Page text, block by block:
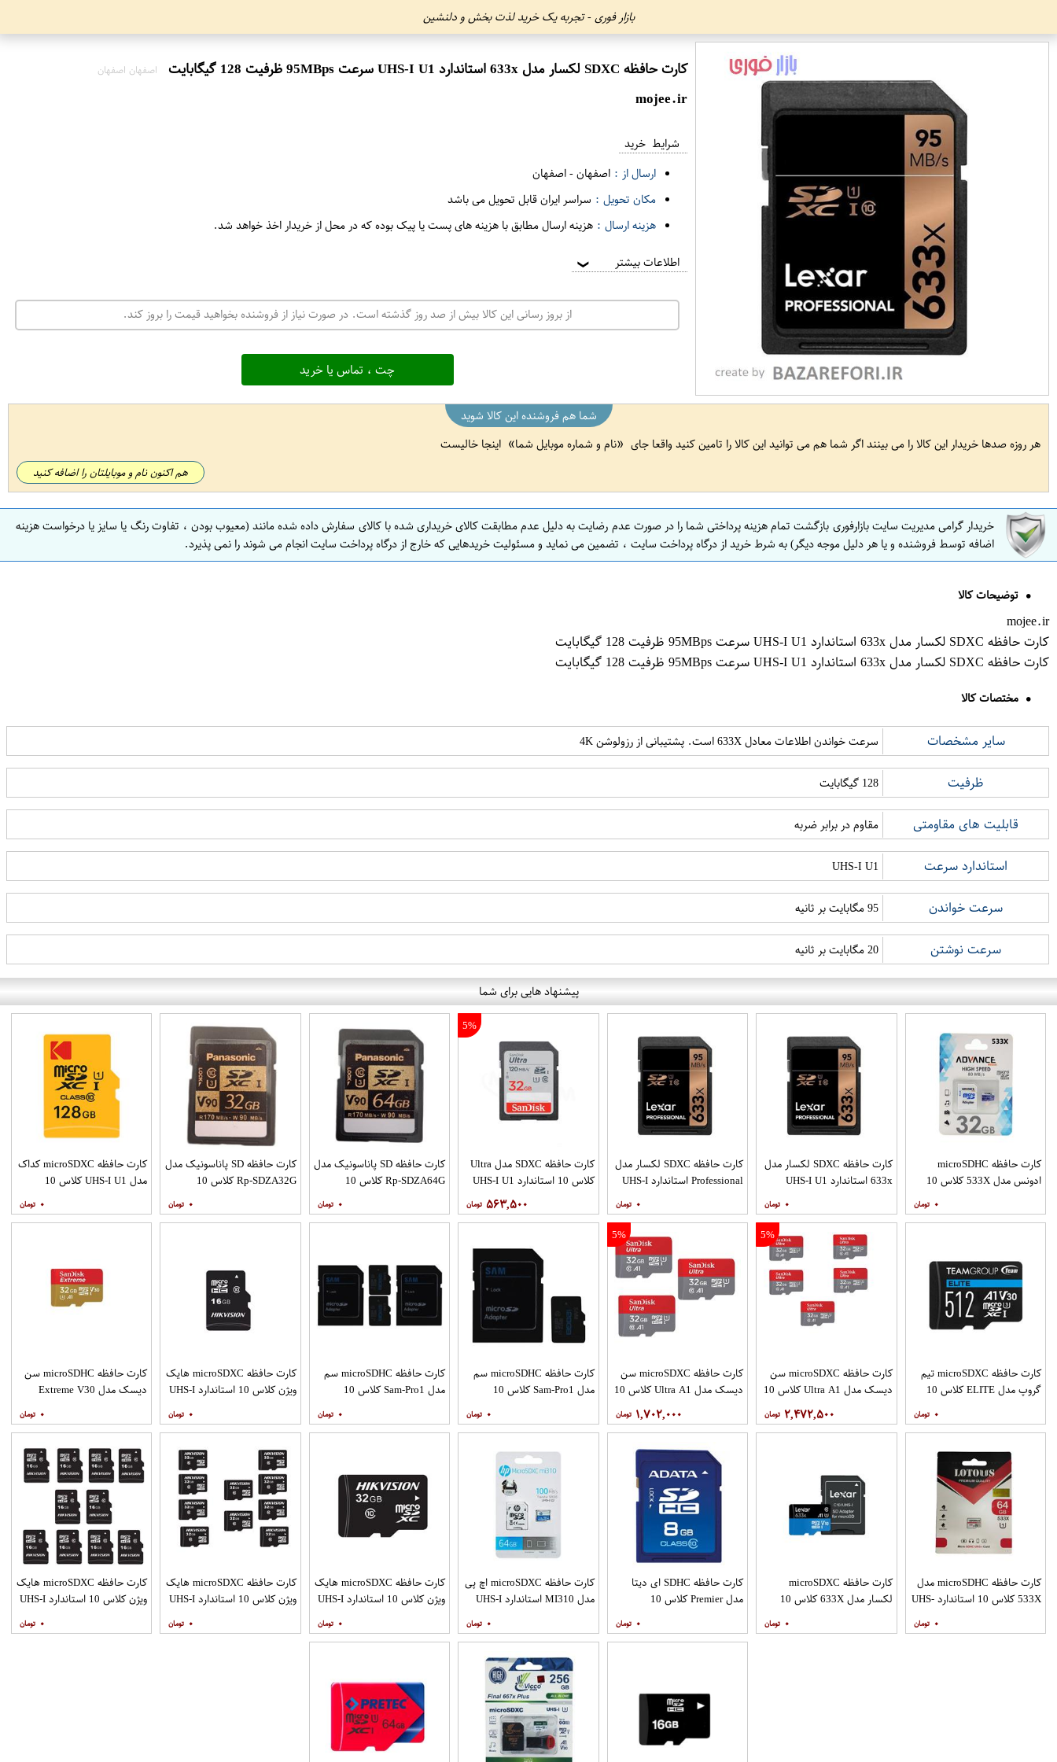
بازار فوری - تجربه یک خرید لذت بخش و دلنشین
کارت حافظه SDXC لکسار مدل 633x استاندارد UHS-I U1 سرعت 95MBps ظرفیت 128 گیگابایت اصفهان اصفهان
mojee.ir
شرایط خرید
ارسال از : اصفهان-اصفهان
مکان تحویل : سراسر ایران قابل تحویل می باشد
هزینه ارسال : هزینه ارسال مطابق با هزینه های پست یا پیک بوده که در محل از خریدار اخذ خواهد شد.
اطلاعات بیشتر ❯
از بروز رسانی این کالا بیش از صد روز گذشته است. در صورت نیاز از فروشنده بخواهید قیمت را بروز کند.
چت ، تماس یا خرید
شما هم فروشنده این کالا شوید
هر روزه صدها خریدار این کالا را می بینند اگر شما هم می توانید این کالا را تامین کنید واقعا جای
نام و شماره موبایل شما اینجا خالیست
هم اکنون نام و موبایلتان را اضافه کنید
خریدار گرامی مدیریت سایت بازارفوری بازگشت تمام هزینه پرداختی شما را در صورت عدم رضایت به دلیل عدم مطابقت کالای خریداری شده با کالای سفارش داده شده مانند (معیوب بودن ، تفاوت رنگ یا سایز یا درخواست هزینه
اضافه توسط فروشنده و یا هر دلیل موجه دیگر) به شرط خرید از درگاه پرداخت سایت ، تضمین می نماید و مسئولیت خریدهایی که خارج از درگاه پرداخت سایت انجام می شوند را نمی پذیرد.
توضیحات کالا
mojee.ir
کارت حافظه SDXC لکسار مدل 633x استاندارد UHS-I U1 سرعت 95MBps ظرفیت 128 گیگابایت
کارت حافظه SDXC لکسار مدل 633x استاندارد UHS-I U1 سرعت 95MBps ظرفیت 128 گیگابایت
مختصات کالا
سایر مشخصات سرعت خواندن اطلاعات معادل 633X است. پشتیبانی از رزولوشن 4K
ظرفیت 128 گیگابایت
قابلیت های مقاومتی مقاوم در برابر ضربه
استاندارد سرعت UHS-I U1
سرعت خواندن 95 مگابایت بر ثانیه
سرعت نوشتن 20 مگابایت بر ثانیه
پیشنهاد هایی برای شما
کارت حافظه microSDHC
ادونس مدل 533X کلاس 10
80MBps به همراه آداپتور SD
۰
کارت حافظه SDXC لکسار مدل
633x استاندارد UHS-I U1
گیگابایت
۰
کارت حافظه SDXC لکسار مدل
Professional استاندارد UHS-I
ظرفیت 256 گیگابایت
۰
5%
کارت حافظه SDXC مدل Ultra
کلاس 10 استاندارد UHS-I U1
گیگابایت
۵۶۳,۵۰۰
کارت حافظه SD پاناسونیک مدل
Rp-SDZA64G کلاس 10
استاندارد v90 سرعت 170Mps
ظرفیت 64 گیگابایت
۰
کارت حافظه SD پاناسونیک مدل
Rp-SDZA32G کلاس 10
استاندارد v90 سرعت 170Mps
ظرفیت 32 گیگابایت
۰
کارت حافظه microSDXC کداک
مدل UHS-I U1 کلاس 10
گیگابایت
۰
کارت حافظه microSDXC تیم
گروپ مدل ELITE کلاس 10
90MBps ظرفیت 512 گیگابایت
۰
5%
کارت حافظه microSDXC سن
دیسک مدل Ultra A1 کلاس 10
استاندارد UHS-I سرعت
120MBps ظرفیت 32 گیگابایت۲,۴۷۲,۵۰۰
5%
کارت حافظه microSDXC سن
دیسک مدل Ultra A1 کلاس 10
استاندارد UHS-I سرعت
120MBps ظرفیت 32 گیگابایت۱,۷۰۲,۰۰۰
کارت حافظه microSDHC سم
مدل Sam-Pro1 کلاس 10
85MBps ظرفیت 128 گیگابایت
۰
کارت حافظه microSDHC سم
مدل Sam-Pro1 کلاس 10
85MBps ظرفیت 128 گیگابایت
۰
کارت حافظه microSDXC هایک
ویژن کلاس 10 استاندارد UHS-I
گیگابایت
۰
کارت حافظه microSDHC سن
دیسک مدل Extreme V30
سرعت 160MBps ظرفیت 32۰
کارت حافظه microSDHC مدل
533X کلاس 10 استاندارد UHS-
I U1 سرعت 100MBps ظرفیت
64 گیگابایت
۰
کارت حافظه microSDXC
لکسار مدل 633X کلاس 10
100MBps ظرفیت 128 ۰
کارت حافظه SDHC ای دیتا
مدل Premier کلاس 10
30MBps ظرفیت 8 گیگابایت
۰
کارت حافظه microSDXC اچ پی
مدل MI310 استاندارد UHS-I
64 گیگابایت به همراه آداپتور
۰
کارت حافظه microSDXC هایک
ویژن کلاس 10 استاندارد UHS-I
32 گیگابایت
۰
کارت حافظه microSDXC هایک
ویژن کلاس 10 استاندارد UHS-I
32 گیگابایت بسته 10 عددی
۰
کارت حافظه microSDXC هایک
ویژن کلاس 10 استاندارد UHS-I
U1 سرعت 80MBps ظرفیت 16
گیگابایت بسته 10 عددی
۰